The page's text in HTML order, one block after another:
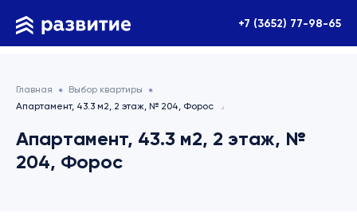
+7 (3652) 77-98-65
Главная
Выбор квартиры
Апартамент, 43.3 м2, 2 этаж, № 204, Форос
Апартамент, 43.3 м2, 2 этаж, №
204, Форос